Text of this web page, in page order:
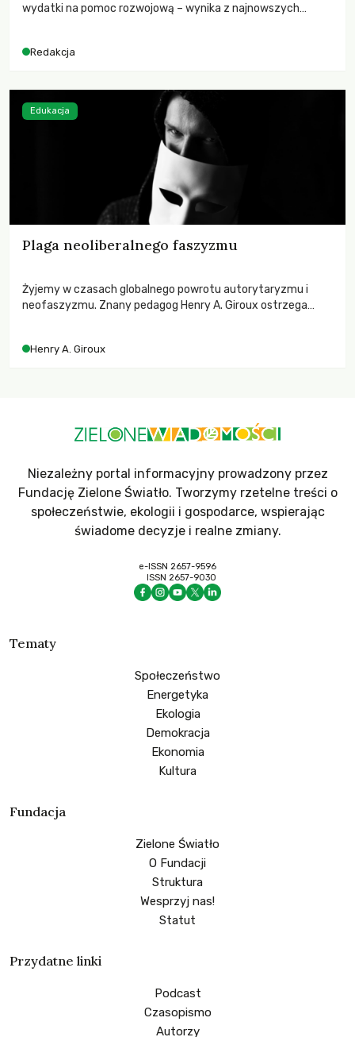
wydatki na pomoc rozwojową – wynika z najnowszych
odnotowano największe tąpnięcie ODA w historii. Jakie będą
kryzysami i ubóstwem?
Redakcja
Plaga neoliberalnego faszyzmu
Żyjemy w czasach globalnego powrotu autorytaryzmu i
neofaszyzmu. Znany pedagog Henry A. Giroux ostrzega
wychowają świadomych obywateli?
Henry A. Giroux
Edukacja
Niezależny portal informacyjny prowadzony przez
Fundację Zielone Światło. Tworzymy rzetelne treści o
społeczeństwie, ekologii i gospodarce, wspierając
świadome decyzje i realne zmiany.
e-ISSN 2657-9596
ISSN 2657-9030
Tematy
Społeczeństwo
Energetyka
Ekologia
Demokracja
Ekonomia
Kultura
Fundacja
Zielone Światło
O Fundacji
Struktura
Wesprzyj nas!
Statut
Przydatne linki
Podcast
Czasopismo
Autorzy